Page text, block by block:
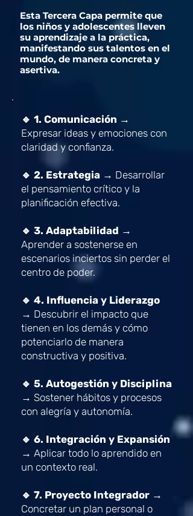
Esta Tercera Capa permite que
los niños y adolescentes lleven
su aprendizaje a la práctica,
manifestando sus talentos en el
mundo, de manera concreta y
asertiva.
🔹 1. Comunicación →
Expresar ideas y emociones con
claridad y confianza.
🔹 2. Estrategia → Desarrollar
el pensamiento crítico y la
planificación efectiva.
🔹 3. Adaptabilidad →
Aprender a sostenerse en
escenarios inciertos sin perder el
centro de poder.
🔹 4. Influencia y Liderazgo
→ Descubrir el impacto que
tienen en los demás y cómo
potenciarlo de manera
constructiva y positiva.
🔹 5. Autogestión y Disciplina
→ Sostener hábitos y procesos
con alegría y autonomía.
🔹 6. Integración y Expansión
→ Aplicar todo lo aprendido en
un contexto real.
🔹 7. Proyecto Integrador →
Concretar un plan personal o